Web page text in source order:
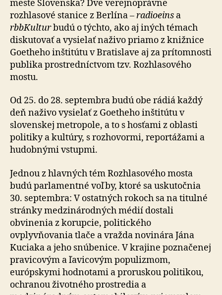
meste Slovenska? Dve verejnoprávne
rozhlasové stanice z Berlína –radioeins a
rbbKulturbudú o týchto, ako aj iných témach
diskutovať a vysielať naživo priamo z knižnice
Goetheho inštitútu v Bratislave aj za prítomnosti
publika prostredníctvom tzv. Rozhlasového
mostu.
Od 25. do 28. septembra budú obe rádiá každý
deň naživo vysielať z Goetheho inštitútu v
slovenskej metropole, a to s hosťami z oblasti
politiky a kultúry, s rozhovormi, reportážami a
hudobnými vstupmi.
Jednou z hlavných tém Rozhlasového mosta
budú parlamentné voľby, ktoré sa uskutočnia
30. septembra: V ostatných rokoch sa na titulné
stránky medzinárodných médií dostali
obvinenia z korupcie, politického
ovplyvňovania tlače a vražda novinára Jána
Kuciaka a jeho snúbenice. V krajine poznačenej
pravicovým a ľavicovým populizmom,
európskymi hodnotami a proruskou politikou,
ochranou životného prostredia a